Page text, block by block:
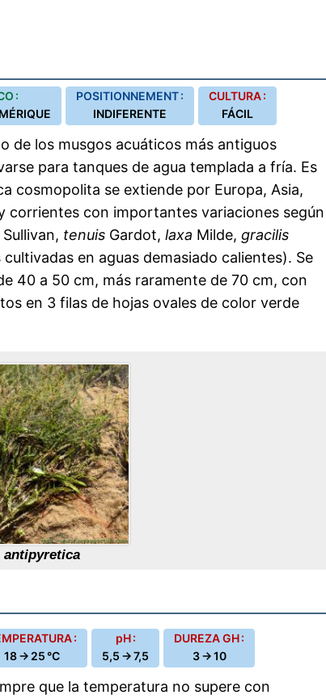
:
POSITIONNEMENT :
INDIFERENTE
CULTURA :
FÁCIL
de los musgos acuáticos más antiguos
para tanques de agua templada a fría. Es
cosmopolita se extiende por Europa, Asia,
corrientes con importantes variaciones según
Sullivan, tenuis Gardot, laxa Milde, gracilis
en aguas demasiado calientes). Se
40 a 50 cm, más raramente de 70 cm, con
en 3 filas de hojas ovales de color verde
antipyretica
:
18 → 25 °C
pH :
5,5 → 7,5
DUREZA GH :
3 → 10
que la temperatura no supere con